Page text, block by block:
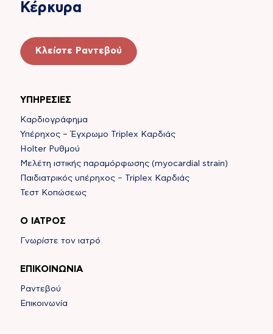
Κέρκυρα
Κλείστε Ραντεβού
ΥΠΗΡΕΣΙΕΣ
Καρδιογράφημα
Υπέρηχος – Έγχρωμο Triplex Καρδιάς
Holter Ρυθμού
Μελέτη ιστικής παραμόρφωσης (myocardial strain)
Παιδιατρικός υπέρηχος – Triplex Καρδιάς
Τεστ Κοπώσεως
Ο ΙΑΤΡΟΣ
Γνωρίστε τον ιατρό
ΕΠΙΚΟΙΝΩΝΙΑ
Ραντεβού
Επικοινωνία